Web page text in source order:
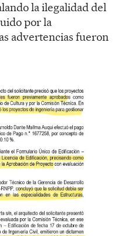
la ilegalidad del
por la
advertencias fueron